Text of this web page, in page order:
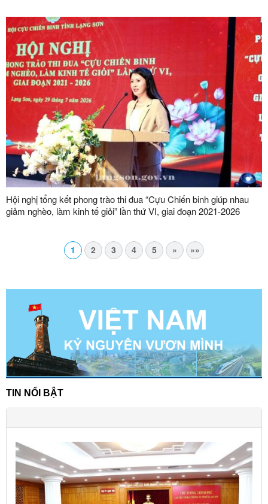
Hội nghị tổng kết phong trào thi đua “Cựu Chiến binh giúp nhau
giảm nghèo, làm kinh tế giỏi” lần thứ VI, giai đoạn 2021-2026
1 2 3 4 5 » »»
TIN NỔI BẬT